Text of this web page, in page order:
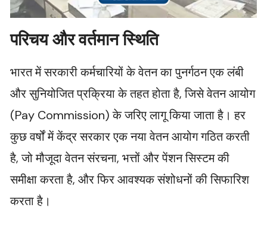
परिचय और वर्तमान स्थिति
भारत में सरकारी कर्मचारियों के वेतन का पुनर्गठन एक लंबी
और सुनियोजित प्रक्रिया के तहत होता है, जिसे वेतन आयोग
(Pay Commission) के जरिए लागू किया जाता है। हर
कुछ वर्षों में केंद्र सरकार एक नया वेतन आयोग गठित करती
है, जो मौजूदा वेतन संरचना, भत्तों और पेंशन सिस्टम की
समीक्षा करता है, और फिर आवश्यक संशोधनों की सिफारिश
करता है।